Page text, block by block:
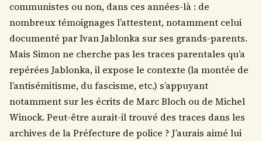
communistes ou non, dans ces années-là : de
nombreux témoignages l’attestent, notamment celui
documenté par Ivan Jablonka sur ses grands-parents.
Mais Simon ne cherche pas les traces parentales qu’a
repérées Jablonka, il expose le contexte (la montée de
l’antisémitisme, du fascisme, etc.) s’appuyant
notamment sur les écrits de Marc Bloch ou de Michel
Winock. Peut-être aurait-il trouvé des traces dans les
archives de la Préfecture de police ? J’aurais aimé lui